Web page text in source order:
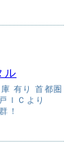
ル
有り 首都圏
ＩＣより
！